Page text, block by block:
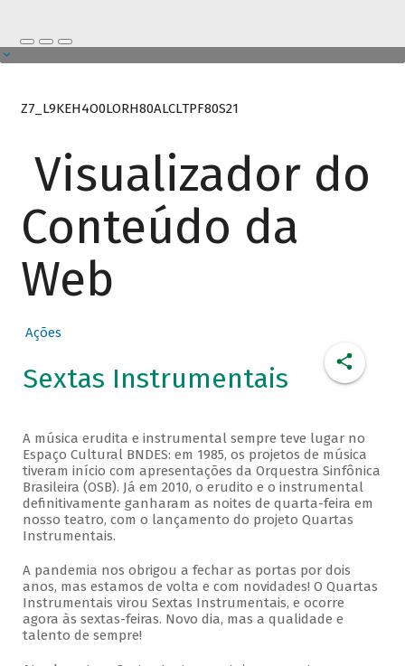
Z7_L9KEH4O0LORH80ALCLTPF80S21
Visualizador do
Conteúdo da
Web
Ações
Sextas Instrumentais
A música erudita e instrumental sempre teve lugar no
Espaço Cultural BNDES: em 1985, os projetos de música
tiveram início com apresentações da Orquestra Sinfônica
Brasileira (OSB). Já em 2010, o erudito e o instrumental
definitivamente ganharam as noites de quarta-feira em
nosso teatro, com o lançamento do projeto Quartas
Instrumentais.
A pandemia nos obrigou a fechar as portas por dois
anos, mas estamos de volta e com novidades! O Quartas
Instrumentais virou Sextas Instrumentais, e ocorre
agora às sextas-feiras. Novo dia, mas a qualidade e
talento de sempre!